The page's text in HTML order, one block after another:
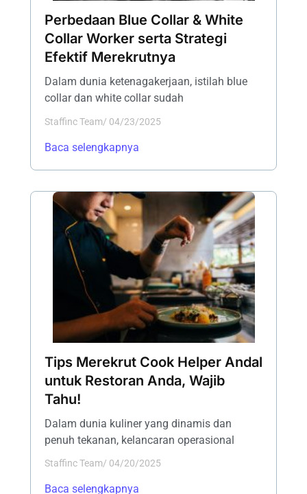
Perbedaan Blue Collar & White
Collar Worker serta Strategi
Efektif Merekrutnya
Dalam dunia ketenagakerjaan, istilah blue
collar dan white collar sudah
Staffinc Team/ 04/23/2025
Baca selengkapnya
Tips Merekrut Cook Helper Andal
untuk Restoran Anda, Wajib
Tahu!
Dalam dunia kuliner yang dinamis dan
penuh tekanan, kelancaran operasional
Staffinc Team/ 04/20/2025
Baca selengkapnya